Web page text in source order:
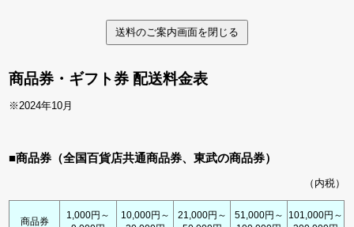
商品券・ギフト券 配送料金表
※2024年10月
■商品券（全国百貨店共通商品券、東武の商品券）
（内税）
商品券
1,000円～
10,000円～
21,000円～
51,000円～
101,000円～